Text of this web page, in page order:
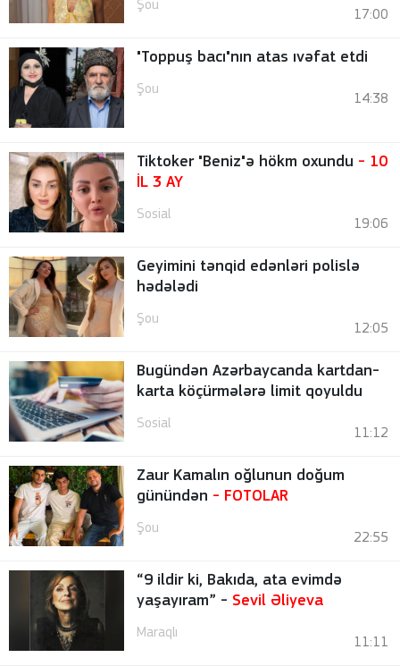
Şou
17:00
"Toppuş bacı"nın atas ıvəfat etdi
Şou
14:38
Tiktoker "Beniz"ə hökm oxundu - 10
İL 3 AY
Sosial
19:06
Geyimini tənqid edənləri polislə
hədələdi
Şou
12:05
Bugündən Azərbaycanda kartdan-
karta köçürmələrə limit qoyuldu
Sosial
11:12
Zaur Kamalın oğlunun doğum
günündən - FOTOLAR
Şou
22:55
“9 ildir ki, Bakıda, ata evimdə
yaşayıram” - Sevil Əliyeva
Maraqlı
11:11